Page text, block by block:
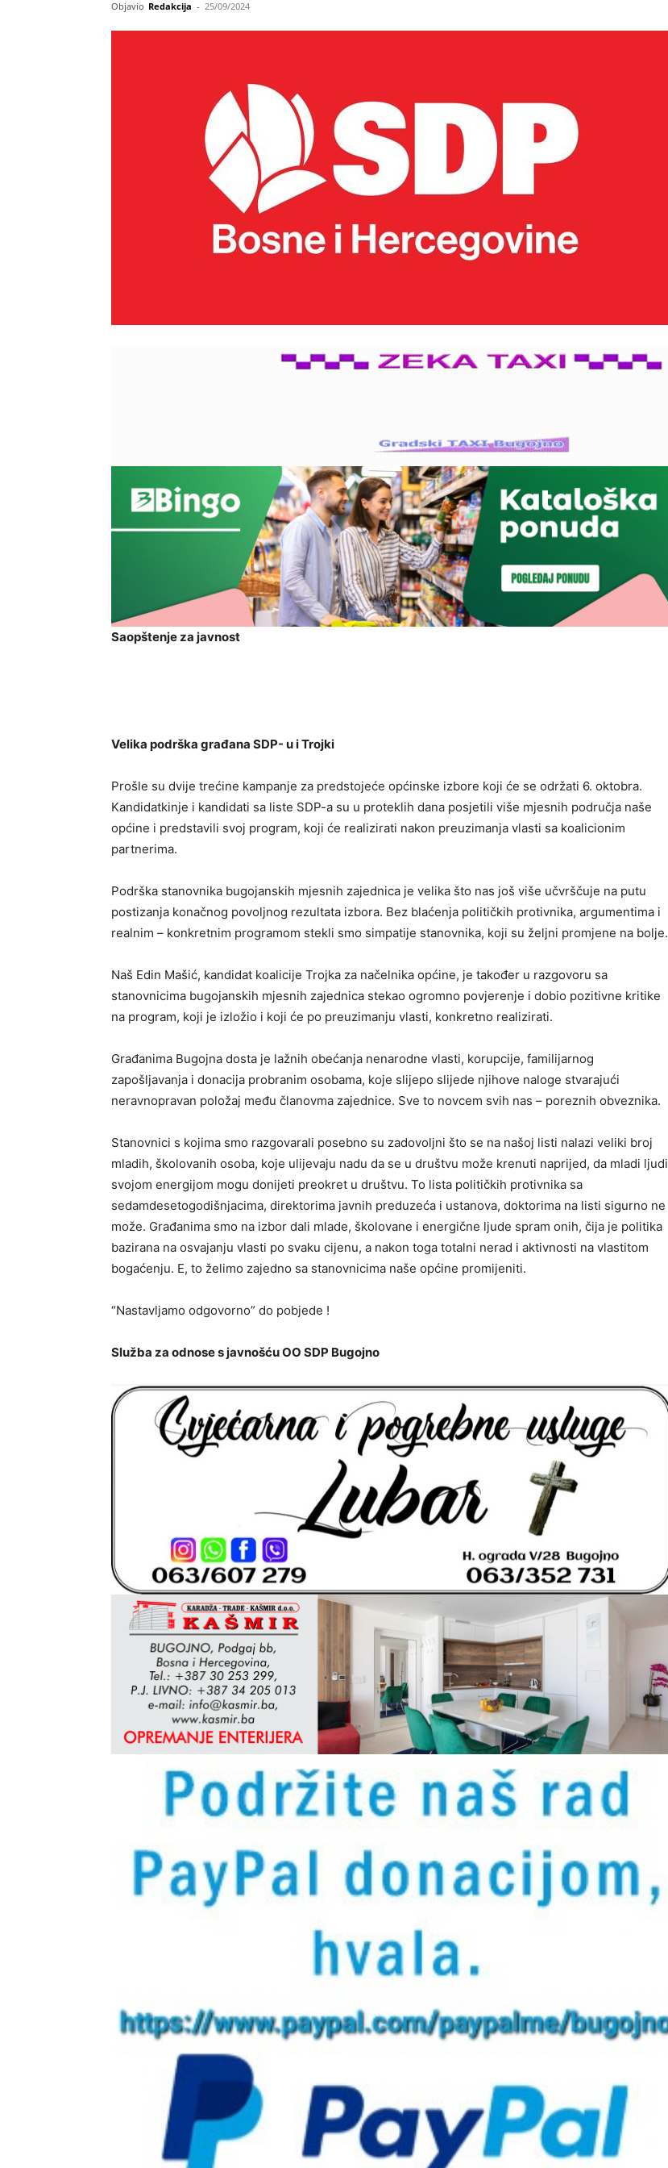
Objavio Redakcija - 25/09/2024
Saopštenje za javnost
Velika podrška građana SDP- u i Trojki
Prošle su dvije trećine kampanje za predstojeće općinske izbore koji će se održati 6. oktobra.
Kandidatkinje i kandidati sa liste SDP-a su u proteklih dana posjetili više mjesnih područja naše
općine i predstavili svoj program, koji će realizirati nakon preuzimanja vlasti sa koalicionim
partnerima.
Podrška stanovnika bugojanskih mjesnih zajednica je velika što nas još više učvrščuje na putu
postizanja konačnog povoljnog rezultata izbora. Bez blaćenja političkih protivnika, argumentima i
realnim – konkretnim programom stekli smo simpatije stanovnika, koji su željni promjene na bolje.
Naš Edin Mašić, kandidat koalicije Trojka za načelnika općine, je također u razgovoru sa
stanovnicima bugojanskih mjesnih zajednica stekao ogromno povjerenje i dobio pozitivne kritike
na program, koji je izložio i koji će po preuzimanju vlasti, konkretno realizirati.
Građanima Bugojna dosta je lažnih obećanja nenarodne vlasti, korupcije, familijarnog
zapošljavanja i donacija probranim osobama, koje slijepo slijede njihove naloge stvarajući
neravnopravan položaj među članovma zajednice. Sve to novcem svih nas – poreznih obveznika.
Stanovnici s kojima smo razgovarali posebno su zadovoljni što se na našoj listi nalazi veliki broj
mladih, školovanih osoba, koje ulijevaju nadu da se u društvu može krenuti naprijed, da mladi ljudi
svojom energijom mogu donijeti preokret u društvu. To lista političkih protivnika sa
sedamdesetogodišnjacima, direktorima javnih preduzeća i ustanova, doktorima na listi sigurno ne
može. Građanima smo na izbor dali mlade, školovane i energične ljude spram onih, čija je politika
bazirana na osvajanju vlasti po svaku cijenu, a nakon toga totalni nerad i aktivnosti na vlastitom
bogaćenju. E, to želimo zajedno sa stanovnicima naše općine promijeniti.
“Nastavljamo odgovorno” do pobjede !
Služba za odnose s javnošću OO SDP Bugojno